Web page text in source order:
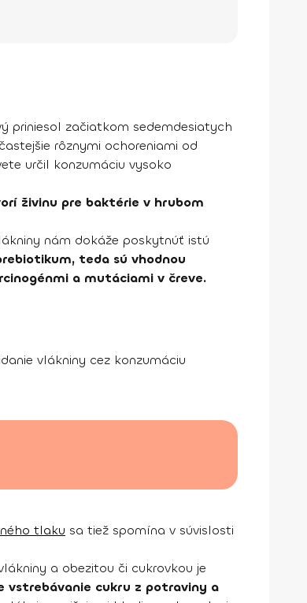
priniesol začiatkom sedemdesiatych
rôznymi ochoreniami od
určil konzumáciu vysoko
živinu pre baktérie v hrubom
nám dokáže poskytnúť istú
teda sú vhodnou
a mutáciami v čreve.
vlákniny cez konzumáciu
tlaku sa tiež spomína v súvislosti
a obezitou či cukrovkou je
vstrebávanie cukru z potraviny a